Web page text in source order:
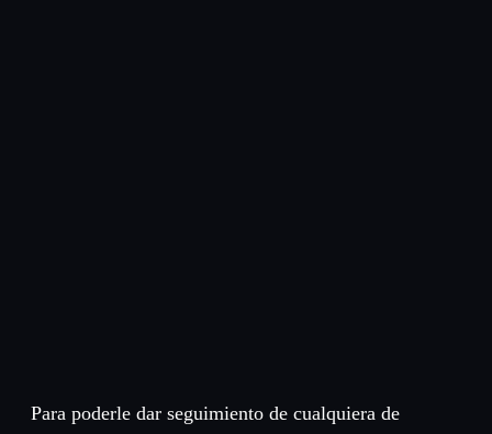
Para poderle dar seguimiento de cualquiera de